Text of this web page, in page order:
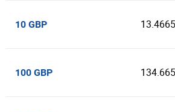
10 GBP
100 GBP